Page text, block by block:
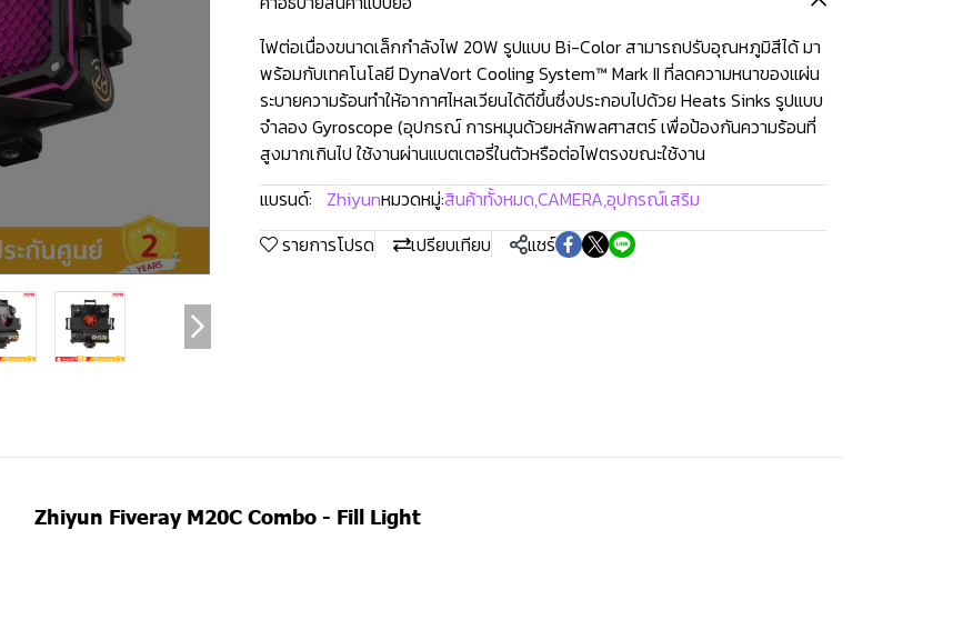
ไฟต่อเนื่องขนาดเล็กกำลังไฟ 20W รูปแบบ Bi-Color สามารถปรับอุณหภูมิสีได้ มา
พร้อมกับเทคโนโลยี DynaVort Cooling System™ Mark II ที่ลดความหนาของแผ่น
ระบายความร้อนทำให้อากาศไหลเวียนได้ดีขึ้นซึ่งประกอบไปด้วย Heats Sinks รูปแบบ
จำลอง Gyroscope (อุปกรณ์ การหมุนด้วยหลักพลศาสตร์ เพื่อป้องกันความร้อนที่
สูงมากเกินไป ใช้งานผ่านแบตเตอรี่ในตัวหรือต่อไฟตรงขณะใช้งาน
แบรนด์:
Zhiyunหมวดหมู่:สินค้าทั้งหมด,CAMERA,อุปกรณ์เสริม
รายการโปรด
เปรียบเทียบ แชร์
Zhiyun Fiveray M20C Combo - Fill Light